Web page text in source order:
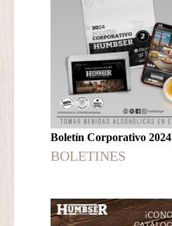
Boletín Corporativo
BOLETINES